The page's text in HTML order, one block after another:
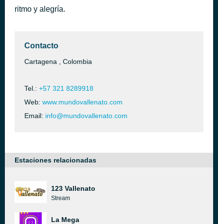
ritmo y alegría.
Contacto
Cartagena , Colombia
Tel.: +57 321 8289918
Web: www.mundovallenato.com
Email: info@mundovallenato.com
Estaciones relacionadas
123 Vallenato
Stream
La Mega